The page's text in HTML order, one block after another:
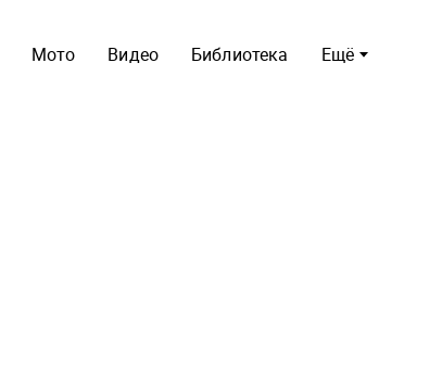
Ещё
Мото Видео Библиотека